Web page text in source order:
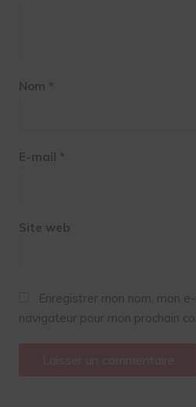
Nom *
E-mail *
Site web
Enregistrer mon nom, mon
navigateur pour mon prochain